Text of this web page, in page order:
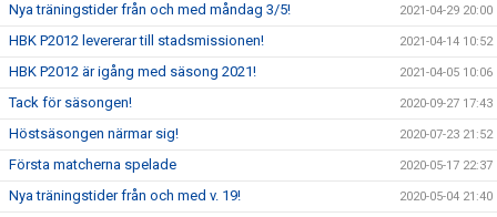
Nya träningstider från och med måndag 3/5! 2021-04-29 20:00
HBK P2012 levererar till stadsmissionen! 2021-04-14 10:52
HBK P2012 är igång med säsong 2021! 2021-04-05 10:06
Tack för säsongen! 2020-09-27 17:43
Höstsäsongen närmar sig! 2020-07-23 21:52
Första matcherna spelade 2020-05-17 22:37
Nya träningstider från och med v. 19! 2020-05-04 21:40